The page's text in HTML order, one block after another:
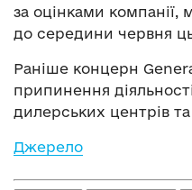
за оцінками
до середини червня
Раніше концерн
припинення
дилерських центрів
Джерело